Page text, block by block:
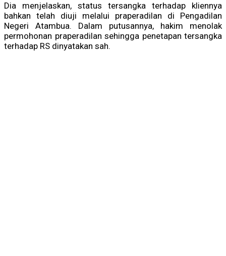
Dia menjelaskan, status tersangka terhadap kliennya
bahkan telah diuji melalui praperadilan di Pengadilan
Negeri Atambua. Dalam putusannya, hakim menolak
permohonan praperadilan sehingga penetapan tersangka
terhadap RS dinyatakan sah.